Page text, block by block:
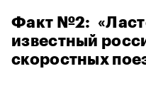
Факт №2:
известный
скоростных